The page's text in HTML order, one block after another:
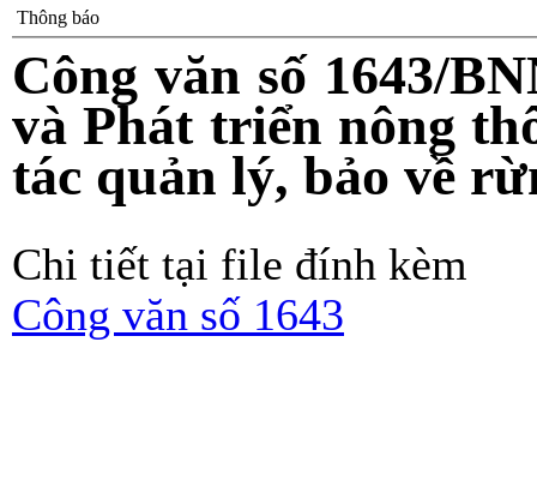
Thông báo
Công văn số 1643/
và Phát triển nông
tác quản lý, bảo về
Chi tiết tại file đính kèm
Công văn số 1643